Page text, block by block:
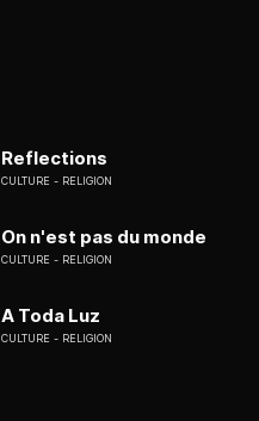
Reflections
CULTURE RELIGION
On n'est pas du monde
CULTURE RELIGION
A Toda Luz
CULTURE RELIGION